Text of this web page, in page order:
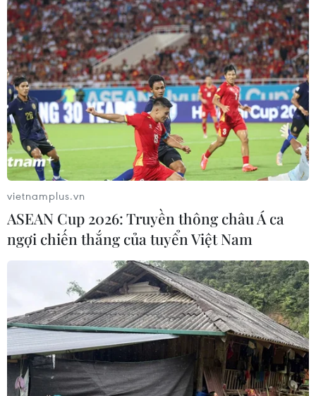
TIN CÙNG CHUYÊN MỤC
Chuyên gia Australia: Quan hệ Việt
Nam-Australia có độ tin cậy chính trị
cao
08/08/2026 05:27
Đưa quan hệ Việt Nam-Australia phát
vietnamplus.vn
ASEAN Cup 2026: Truyền thông châu Á ca
ngợi chiến thắng của tuyển Việt Nam